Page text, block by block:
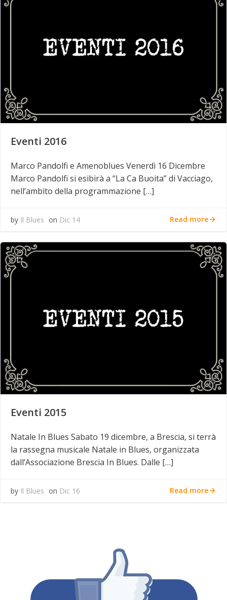
Eventi 2016
Marco Pandolfi e Amenoblues Venerdì 16 Dicembre
Marco Pandolfi si esibirà a “La Ca Buoita” di Vacciago,
nell’ambito della programmazione […]
by Il Blues on Dic 14 Read more
Eventi 2015
Natale In Blues Sabato 19 dicembre, a Brescia, si terrà
la rassegna musicale Natale in Blues, organizzata
dall’Associazione Brescia In Blues. Dalle […]
by Il Blues on Dic 16 Read more